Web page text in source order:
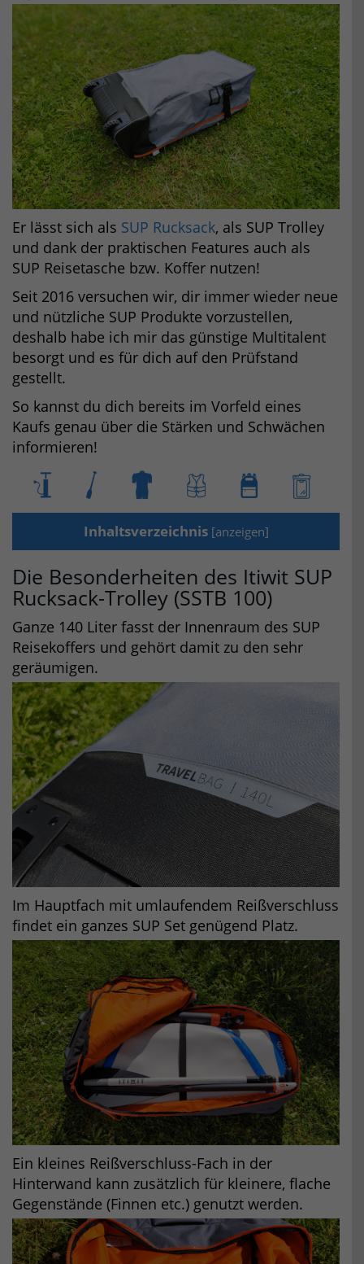
Er lässt sich als SUP Rucksack, als SUP Trolley
und dank der praktischen Features auch als
SUP Reisetasche bzw. Koffer nutzen!
Seit 2016 versuchen wir, dir immer wieder neue
und nützliche SUP Produkte vorzustellen,
deshalb habe ich mir das günstige Multitalent
besorgt und es für dich auf den Prüfstand
gestellt.
So kannst du dich bereits im Vorfeld eines
Kaufs genau über die Stärken und Schwächen
informieren!
Inhaltsverzeichnis [anzeigen]
Die Besonderheiten des Itiwit SUP
Rucksack-Trolley (SSTB 100)
Ganze 140 Liter fasst der Innenraum des SUP
Reisekoffers und gehört damit zu den sehr
geräumigen.
Im Hauptfach mit umlaufendem Reißverschluss
findet ein ganzes SUP Set genügend Platz.
Ein kleines Reißverschluss-Fach in der
Hinterwand kann zusätzlich für kleinere, flache
Gegenstände (Finnen etc.) genutzt werden.